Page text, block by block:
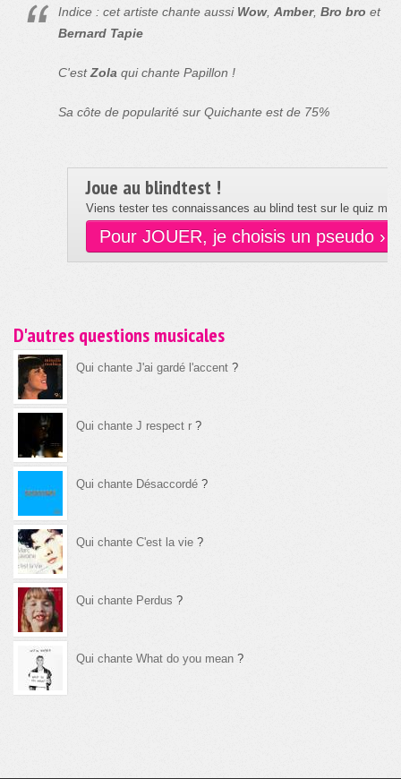
Indice : cet artiste chante aussi Wow, Amber, Bro bro et
Bernard Tapie
C'estZola qui chante Papillon !
Sa côte de popularité sur Quichante est de 75%
Joue au blindtest !
Viens tester tes connaissances au blind test sur le quiz
Pour JOUER, je choisis un pseudo ›
D'autres questions musicales
Qui chante J'ai gardé l'accent ?
Qui chante J respect r ?
Qui chante Désaccordé ?
Qui chante C'est la vie ?
Qui chante Perdus ?
Qui chante What do you mean ?